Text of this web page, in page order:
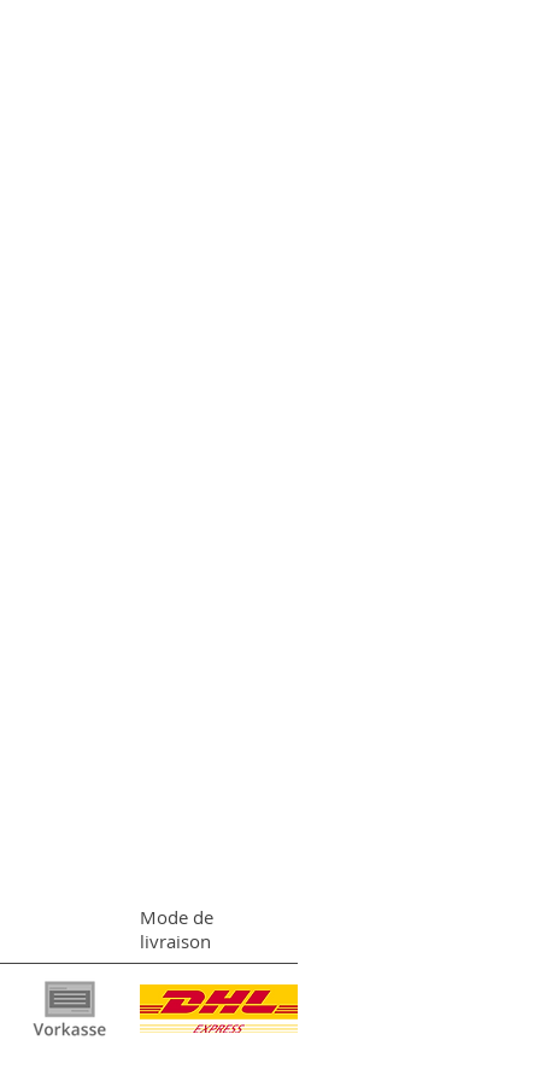
Mode de
livraison